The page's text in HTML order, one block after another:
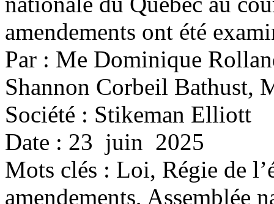
amendements ont été
Par : Me Dominique
Shannon Corbeil Bathust,
Société : Stikeman Elliott
Date : 23 juin 2025
Mots clés : Loi, Régie de
amendements, Assemblée